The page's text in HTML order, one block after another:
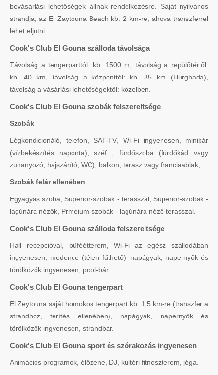
bevásárlási lehetőségek állnak rendelkezésre. Saját nyilvános
strandja, az El Zaytouna Beach kb. 2 km-re, ahova transzferrel
lehet eljutni.
Cook's Club El Gouna szálloda távolsága
Távolság a tengerparttól: kb. 1500 m, távolság a repülőtértől:
kb. 40 km, távolság a központtól: kb. 35 km (Hurghada),
távolság a vásárlási lehetőségektől: közelben.
Cook's Club El Gouna szobák felszereltsége
Szobák
Légkondicionáló, telefon, SAT-TV, Wi-Fi ingyenesen, minibár
(vízbekészítés naponta), széf , fürdőszoba (fürdőkád vagy
zuhanyozó, hajszárító, WC), balkon, terasz vagy franciaablak,
Szobák felár ellenében
Egyágyas szoba, Superior-szobák - terasszal, Superior-szobák -
lagúnára nézők, Prmeium-szobák - lagúnára néző terasszal.
Cook's Club El Gouna szálloda felszereltsége
Hall recepcióval, büféétterem, Wi-Fi az egész szállodában
ingyenesen, medence (télen fűthető), napágyak, napernyők és
törölközők ingyenesen, pool-bár.
Cook's Club El Gouna tengerpart
El Zeytouna saját homokos tengerpart kb. 1,5 km-re (transzfer a
strandhoz, térítés ellenében), napágyak, napernyők és
törölközők ingyenesen, strandbár.
Cook's Club El Gouna sport és szórakozás ingyenesen
Animációs programok, élőzene, DJ, kültéri fitneszterem, jóga.